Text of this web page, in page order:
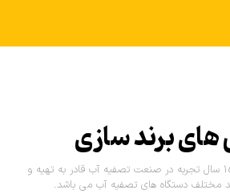
های برند سازی
شرکت بازرگانی آسمان با 15 سال تجربه در صنعت تصفیه آب قادر به تهیه و
مختلف دستگاه های تصفیه آب می باشد.